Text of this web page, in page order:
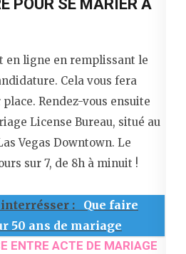
POUR SE MARIER À
en ligne en remplissant le
Cela vous fera
Rendez-vous ensuite
License Bureau, situé au
Vegas Downtown. Le
sur 7, de 8h à minuit !
:
Que faire
50 ans de mariage
ENTRE ACTE DE MARIAGE